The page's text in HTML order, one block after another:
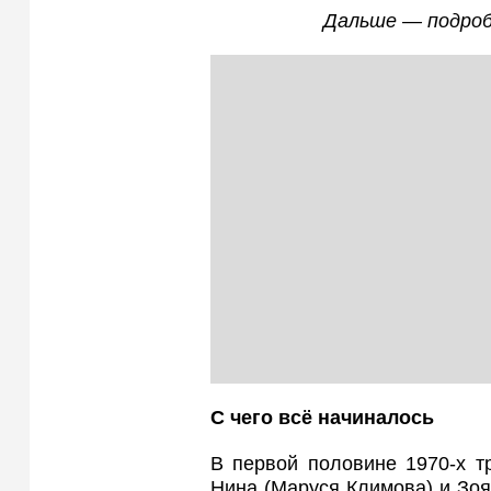
Дальше —
С чего всё начиналось
В первой половине 1970-х